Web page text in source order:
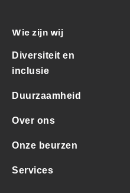
Wie zijn wij
Diversiteit en
inclusie
Duurzaamheid
Over ons
Onze beurzen
Services